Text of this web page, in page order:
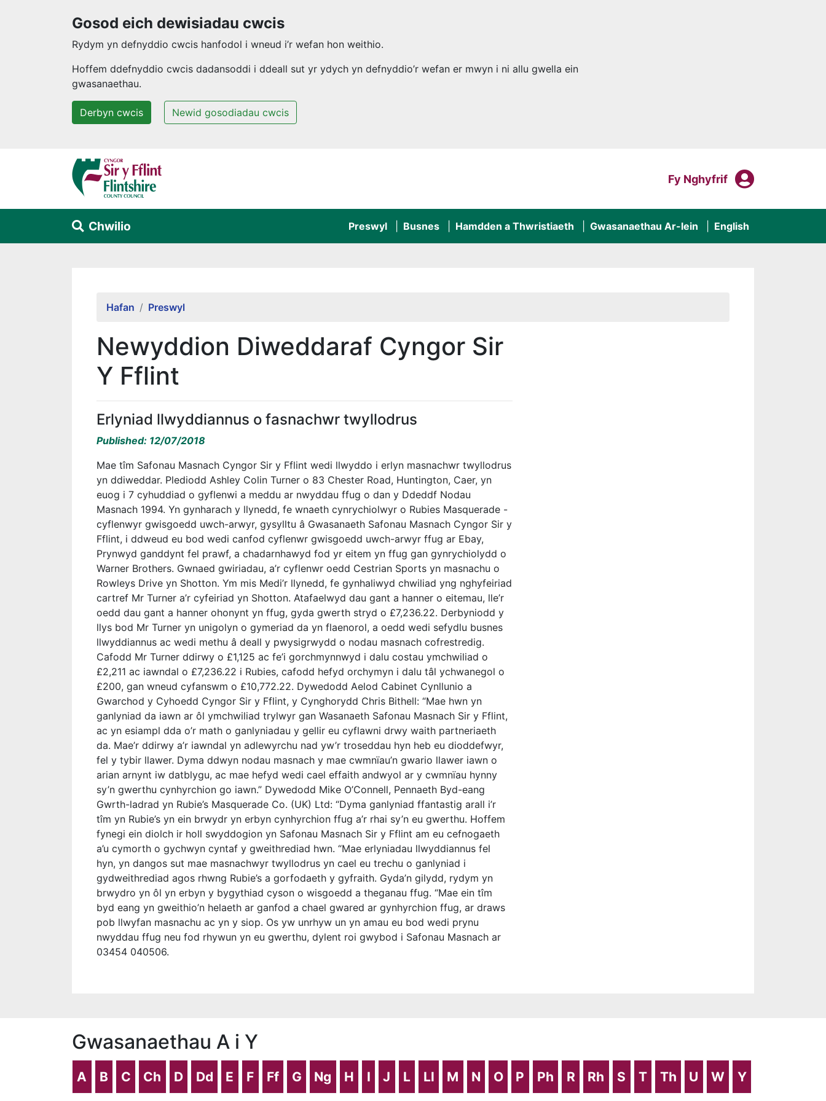
Gosod eich dewisiadau cwcis
Rydym yn defnyddio cwcis hanfodol i wneud i’r wefan hon weithio.
Hoffem ddefnyddio cwcis dadansoddi i ddeall sut yr ydych yn defnyddio’r wefan er mwyn i ni allu gwella ein
gwasanaethau.
Derbyn cwcis Newid gosodiadau cwcis
Neidio i'r prif gynnwys
Mewngofnodi I
Fy Nghyfrif Fy
Chwilio Preswyl Busnes Hamdden a Thwristiaeth Gwasanaethau Ar-lein English
Hafan Preswyl
Newyddion Diweddaraf Cyngor Sir
Y Fflint
Erlyniad llwyddiannus o fasnachwr twyllodrus
Published: 12/07/2018
Mae tîm Safonau Masnach Cyngor Sir y Fflint wedi llwyddo i erlyn masnachwr twyllodrus
yn ddiweddar. Plediodd Ashley Colin Turner o 83 Chester Road, Huntington, Caer, yn
euog i 7 cyhuddiad o gyflenwi a meddu ar nwyddau ffug o dan y Ddeddf Nodau
Masnach 1994. Yn gynharach y llynedd, fe wnaeth cynrychiolwyr o Rubies Masquerade -
cyflenwyr gwisgoedd uwch-arwyr, gysylltu â Gwasanaeth Safonau Masnach Cyngor Sir y
Fflint, i ddweud eu bod wedi canfod cyflenwr gwisgoedd uwch-arwyr ffug ar Ebay,
Prynwyd ganddynt fel prawf, a chadarnhawyd fod yr eitem yn ffug gan gynrychiolydd o
Warner Brothers. Gwnaed gwiriadau, a’r cyflenwr oedd Cestrian Sports yn masnachu o
Rowleys Drive yn Shotton. Ym mis Medi’r llynedd, fe gynhaliwyd chwiliad yng nghyfeiriad
cartref Mr Turner a’r cyfeiriad yn Shotton. Atafaelwyd dau gant a hanner o eitemau, lle’r
oedd dau gant a hanner ohonynt yn ffug, gyda gwerth stryd o £7,236.22. Derbyniodd y
llys bod Mr Turner yn unigolyn o gymeriad da yn flaenorol, a oedd wedi sefydlu busnes
llwyddiannus ac wedi methu â deall y pwysigrwydd o nodau masnach cofrestredig.
Cafodd Mr Turner ddirwy o £1,125 ac fe’i gorchmynnwyd i dalu costau ymchwiliad o
£2,211 ac iawndal o £7,236.22 i Rubies, cafodd hefyd orchymyn i dalu tâl ychwanegol o
£200, gan wneud cyfanswm o £10,772.22. Dywedodd Aelod Cabinet Cynllunio a
Gwarchod y Cyhoedd Cyngor Sir y Fflint, y Cynghorydd Chris Bithell: “Mae hwn yn
ganlyniad da iawn ar ôl ymchwiliad trylwyr gan Wasanaeth Safonau Masnach Sir y Fflint,
ac yn esiampl dda o’r math o ganlyniadau y gellir eu cyflawni drwy waith partneriaeth
da. Mae’r ddirwy a’r iawndal yn adlewyrchu nad yw’r troseddau hyn heb eu dioddefwyr,
fel y tybir llawer. Dyma ddwyn nodau masnach y mae cwmnïau’n gwario llawer iawn o
arian arnynt iw datblygu, ac mae hefyd wedi cael effaith andwyol ar y cwmnïau hynny
sy’n gwerthu cynhyrchion go iawn.” Dywedodd Mike O’Connell, Pennaeth Byd-eang
Gwrth-ladrad yn Rubie’s Masquerade Co. (UK) Ltd: “Dyma ganlyniad ffantastig arall i’r
tîm yn Rubie’s yn ein brwydr yn erbyn cynhyrchion ffug a’r rhai sy’n eu gwerthu. Hoffem
fynegi ein diolch ir holl swyddogion yn Safonau Masnach Sir y Fflint am eu cefnogaeth
a’u cymorth o gychwyn cyntaf y gweithrediad hwn. “Mae erlyniadau llwyddiannus fel
hyn, yn dangos sut mae masnachwyr twyllodrus yn cael eu trechu o ganlyniad i
gydweithrediad agos rhwng Rubie’s a gorfodaeth y gyfraith. Gyda’n gilydd, rydym yn
brwydro yn ôl yn erbyn y bygythiad cyson o wisgoedd a theganau ffug. “Mae ein tîm
byd eang yn gweithio’n helaeth ar ganfod a chael gwared ar gynhyrchion ffug, ar draws
pob llwyfan masnachu ac yn y siop. Os yw unrhyw un yn amau eu bod wedi prynu
nwyddau ffug neu fod rhywun yn eu gwerthu, dylent roi gwybod i Safonau Masnach ar
03454 040506.
Gwasanaethau A i Y
A B C Ch D Dd E F Ff G Ng H I J L Ll M N O P Ph R Rh S T Th U W Y